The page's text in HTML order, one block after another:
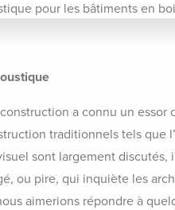
a connu un
traditionnels tels que
sont largement discutés,
ou pire, qui inquiète les
aimerions répondre à